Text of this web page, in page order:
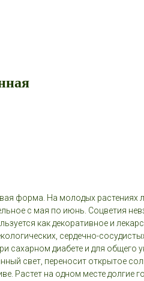
форма. На молодых растениях
с мая по июнь. Соцветия
как декоративное и
сердечно-
сахарном диабете и для общего
свет, переносит открытое
Растет на одном месте долгие